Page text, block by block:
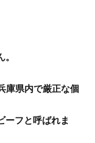
庫県内で厳正な個
ーフと呼ばれま